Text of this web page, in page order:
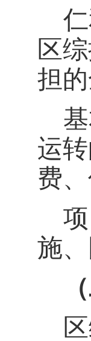
区
担
运
费
施